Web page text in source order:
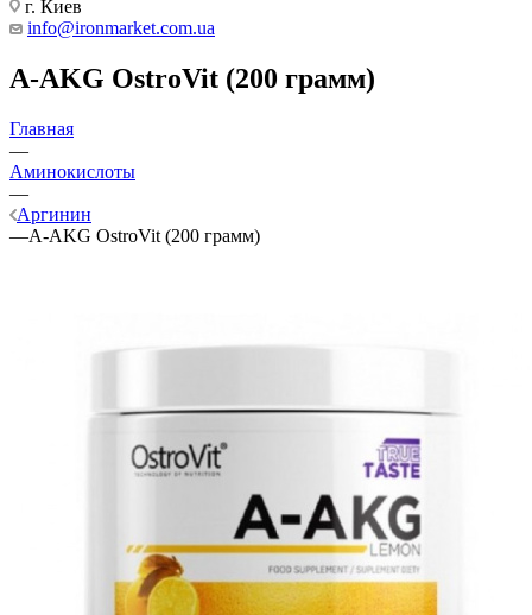
г. Киев
info@ironmarket.com.ua
A-AKG OstroVit (200 грамм)
Главная
—
Аминокислоты
—
Аргинин
—A-AKG OstroVit (200 грамм)